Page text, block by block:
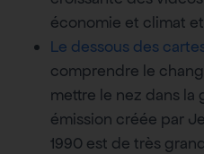
économie et climat
Le dessous des
comprendre le
mettre le nez dans
émission créée par
1990 est de très